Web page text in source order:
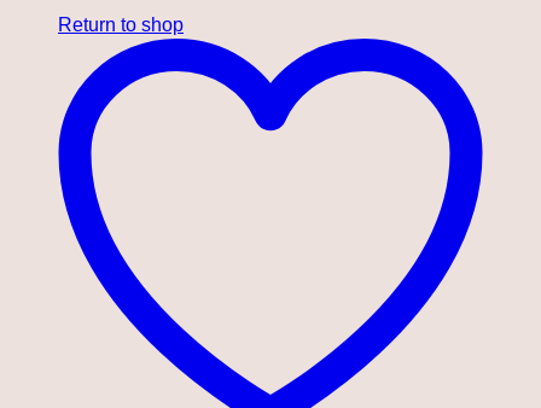
Return to shop